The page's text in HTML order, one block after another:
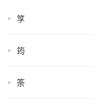
筟
筠
筡